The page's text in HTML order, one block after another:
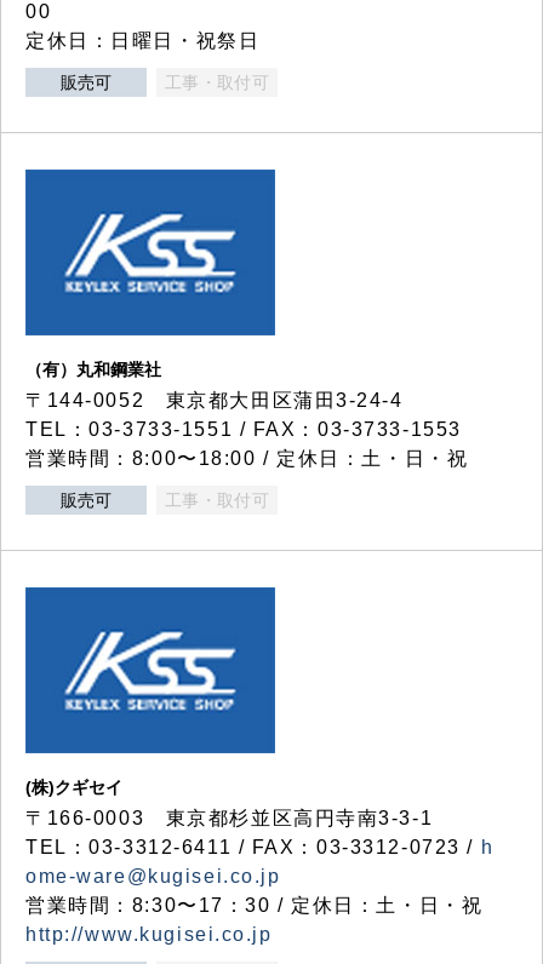
00
定休日：日曜日・祝祭日
販売可 工事・取付可
（有）丸和鋼業社
〒144-0052 東京都大田区蒲田3-24-4
TEL：03-3733-1551 / FAX：03-3733-1553
営業時間：8:00〜18:00 / 定休日：土・日・祝
販売可 工事・取付可
(株)クギセイ
〒166-0003 東京都杉並区高円寺南3-3-1
TEL：03-3312-6411 / FAX：03-3312-0723 / h
ome-ware@kugisei.co.jp
営業時間：8:30〜17：30 / 定休日：土・日・祝
http://www.kugisei.co.jp